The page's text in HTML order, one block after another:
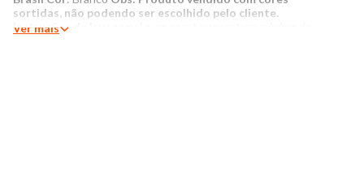
sortidas, não podendo ser escolhido pelo cliente.
Instruções de lavagem:
Ver mais